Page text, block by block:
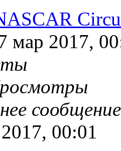
мар 2017,
00:01